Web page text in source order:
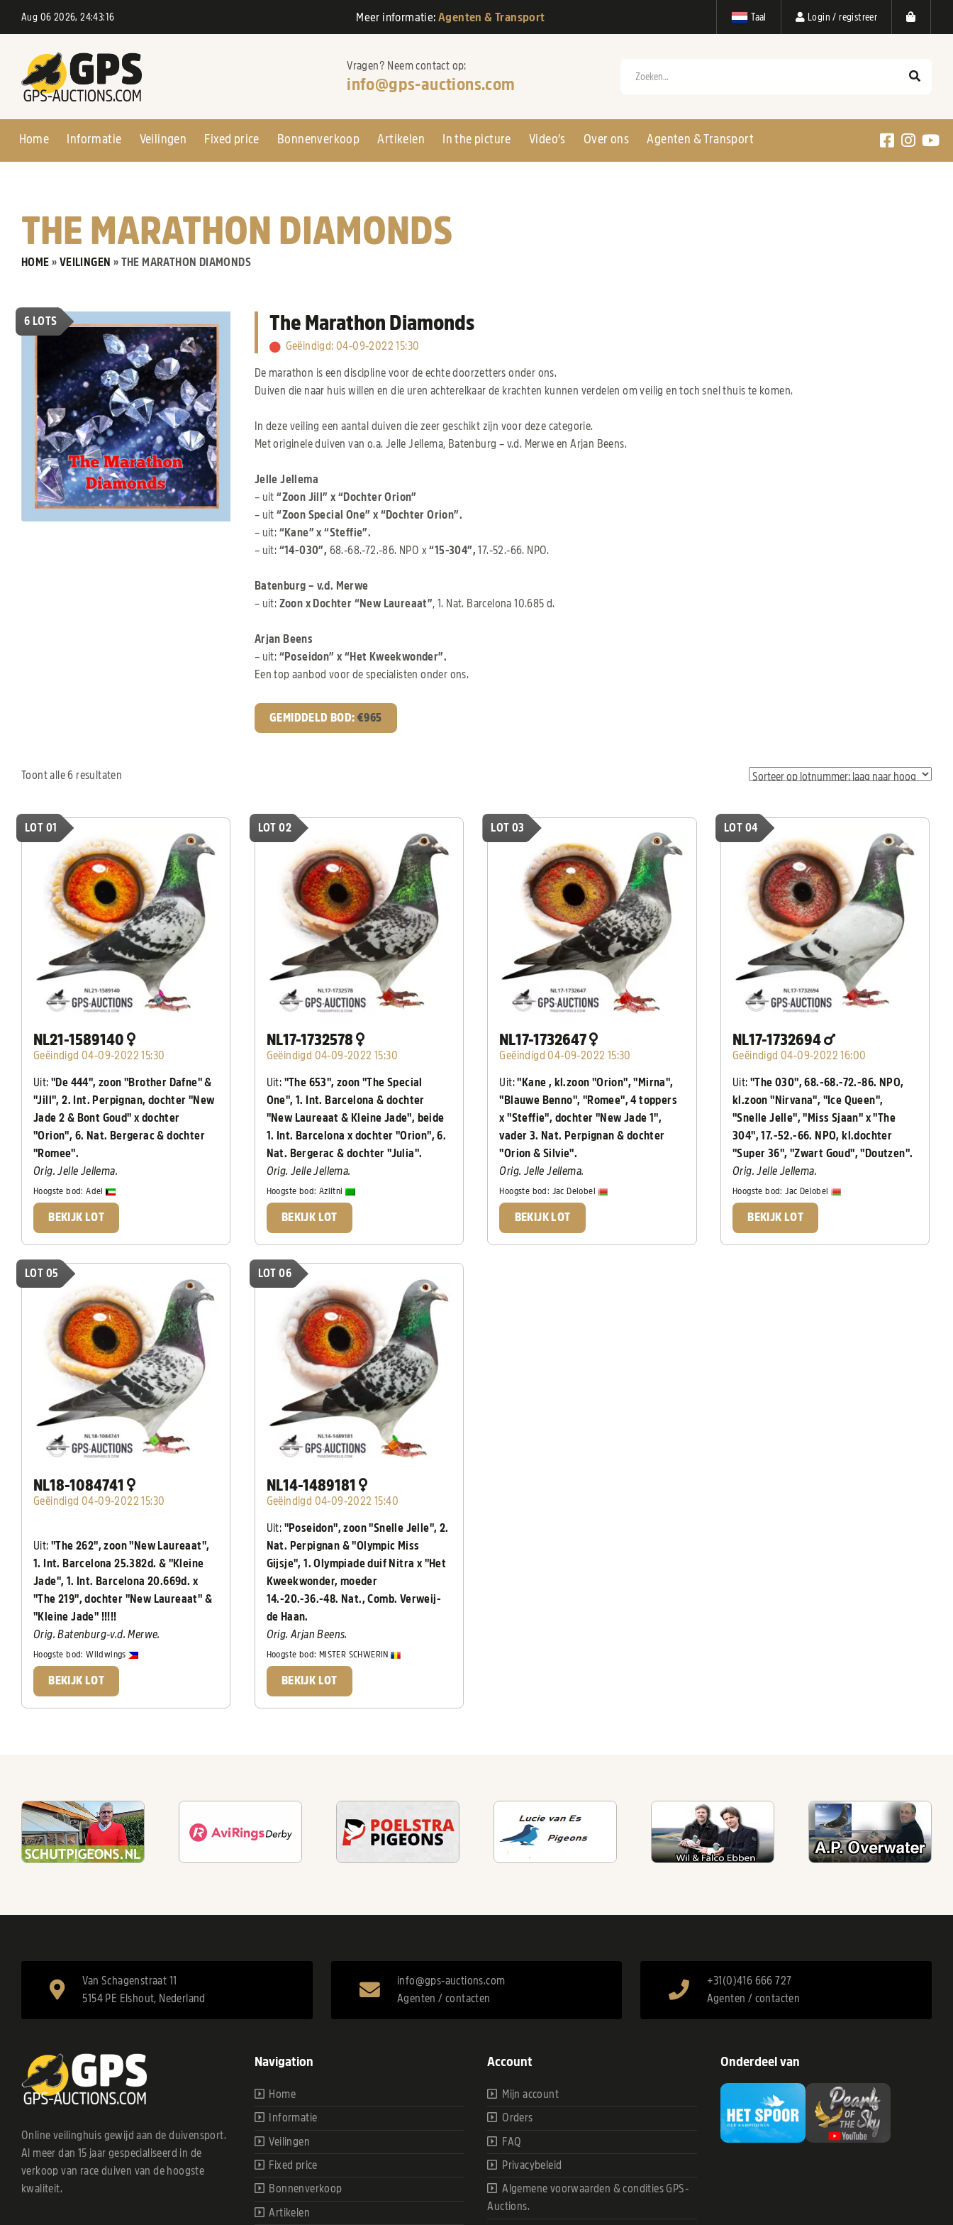
Taal Login / registreer
Aug 06 2026, 24:43:17 Meer informatie:Agenten & Transport
Vragen? Neem contact op:
info@gps-auctions.com
Home Informatie Veilingen Fixed price Bonnenverkoop Artikelen In the picture Video’s Over ons Agenten & Transport
THE MARATHON DIAMONDS
HOME » VEILINGEN » THE MARATHON DIAMONDS
6 LOTS The Marathon Diamonds
Geëindigd: 04-09-2022 15:30
De marathon is een discipline voor de echte doorzetters onder ons.
Duiven die naar huis willen en die uren achterelkaar de krachten kunnen verdelen om veilig en toch snel thuis te komen.
In deze veiling een aantal duiven die zeer geschikt zijn voor deze categorie.
Met originele duiven van o.a. Jelle Jellema, Batenburg – v.d. Merwe en Arjan Beens.
Jelle Jellema
– uit“Zoon Jill” x “Dochter Orion”
– uit“Zoon Special One” x “Dochter Orion”.
– uit: “Kane” x “Steffie”.
– uit: “14-030”, 68.-68.-72.-86. NPO x“15-304”, 17.-52.-66. NPO.
Batenburg – v.d. Merwe
– uit: Zoon x Dochter “New Laureaat”, 1. Nat. Barcelona 10.685 d.
Arjan Beens
– uit: “Poseidon” x “Het Kweekwonder”.
Een top aanbod voor de specialisten onder ons.
GEMIDDELD BOD: €965
Toont alle 6 resultaten
LOT 01
NL21-1589140
Geëindigd 04-09-2022 15:30
Uit: "De 444", zoon "Brother Dafne" &
"Jill", 2. Int. Perpignan, dochter "New
Jade 2 & Bont Goud" x dochter
"Orion", 6. Nat. Bergerac & dochter
"Romee".
Orig. Jelle Jellema.
Hoogste bod:Adel
BEKIJK LOT
LOT 02
NL17-1732578
Geëindigd 04-09-2022 15:30
Uit: "The 653", zoon "The Special
One", 1. Int. Barcelona & dochter
"New Laureaat & Kleine Jade", beide
1. Int. Barcelona x dochter "Orion", 6.
Nat. Bergerac & dochter "Julia".
Orig. Jelle Jellema.
Hoogste bod: Azlitni
BEKIJK LOT
LOT 03
NL17-1732647
Geëindigd 04-09-2022 15:30
Uit:"Kane , kl.zoon "Orion", "Mirna",
"Blauwe Benno", "Romee", 4 toppers
x "Steffie", dochter "New Jade 1",
vader 3. Nat. Perpignan & dochter
"Orion & Silvie".
Orig. Jelle Jellema.
Hoogste bod: Jac Delobel
BEKIJK LOT
LOT 04
NL17-1732694
Geëindigd 04-09-2022 16:00
Uit:"The 030", 68.-68.-72.-86. NPO,
kl.zoon "Nirvana", "Ice Queen",
"Snelle Jelle", "Miss Sjaan" x "The
304", 17.-52.-66. NPO, kl.dochter
"Super 36", "Zwart Goud", "Doutzen".
Orig. Jelle Jellema.
Hoogste bod:Jac Delobel
BEKIJK LOT
LOT 05
NL18-1084741
Geëindigd 04-09-2022 15:30
Uit: "The 262", zoon "New Laureaat",
1. Int. Barcelona 25.382d. & "Kleine
Jade", 1. Int. Barcelona 20.669d. x
"The 219", dochter "New Laureaat" &
"Kleine Jade" !!!!!
Orig. Batenburg-v.d. Merwe.
Hoogste bod:Wildwings
BEKIJK LOT
LOT 06
NL14-1489181
Geëindigd 04-09-2022 15:40
Uit: "Poseidon", zoon "Snelle Jelle", 2.
Nat. Perpignan & "Olympic Miss
Gijsje", 1. Olympiade duif Nitra x "Het
Kweekwonder, moeder
14.-20.-36.-48. Nat., Comb. Verweij-
de Haan.
Orig. Arjan Beens.
Hoogste bod: MISTER SCHWERIN
BEKIJK LOT
Van Schagenstraat 11
5154 PE Elshout, Nederland
info@gps-auctions.com
Agenten / contacten
+31(0)416 666 727
Agenten / contacten
Online veilinghuis gewijd aan de duivensport.
Al meer dan 15 jaar gespecialiseerd in de
verkoop van race duiven van de hoogste
kwaliteit.
Navigation
Home
Informatie
Veilingen
Fixed price
Bonnenverkoop
Artikelen
Account
Mijn account
Orders
FAQ
Privacybeleid
Algemene voorwaarden & condities GPS-
Auctions.
Onderdeel van